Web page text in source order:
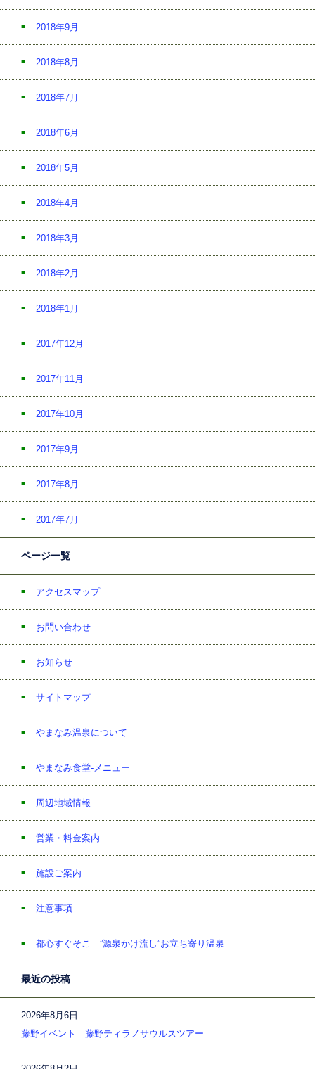
2018年9月
2018年8月
2018年7月
2018年6月
2018年5月
2018年4月
2018年3月
2018年2月
2018年1月
2017年12月
2017年11月
2017年10月
2017年9月
2017年8月
2017年7月
ページ一覧
アクセスマップ
お問い合わせ
お知らせ
サイトマップ
やまなみ温泉について
やまなみ食堂-メニュー
周辺地域情報
営業・料金案内
施設ご案内
注意事項
都心すぐそこ ”源泉かけ流し”お立ち寄り温泉
最近の投稿
2026年8月6日
藤野イベント 藤野ティラノサウルスツアー